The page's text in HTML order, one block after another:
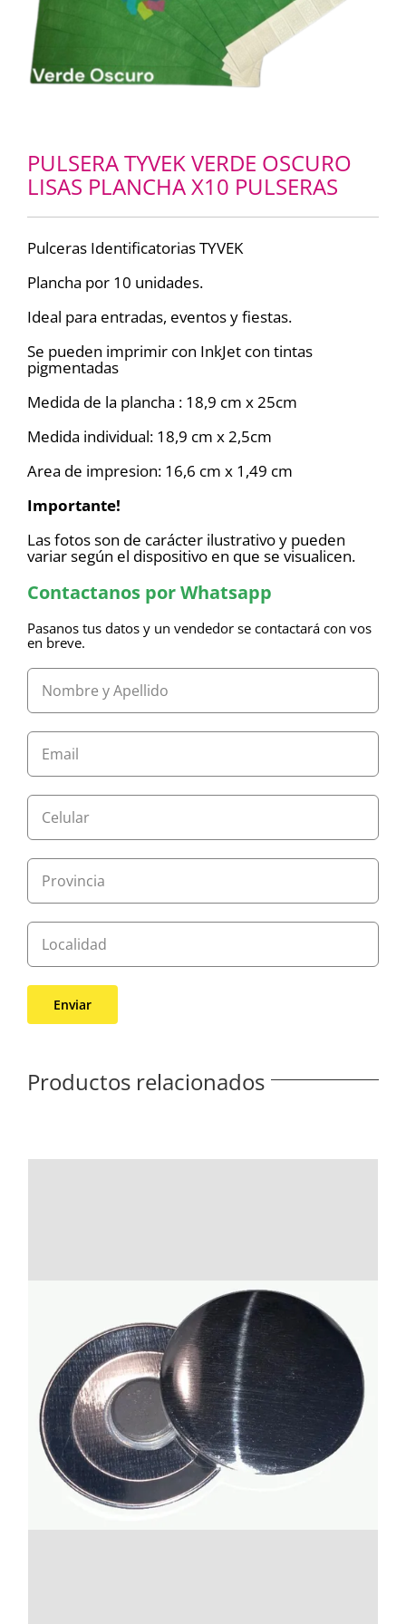
PULSERA TYVEK VERDE OSCURO
LISAS PLANCHA X10 PULSERAS
Pulceras Identificatorias TYVEK
Plancha por 10 unidades.
Ideal para entradas, eventos y fiestas.
Se pueden imprimir con InkJet con tintas
pigmentadas
Medida de la plancha : 18,9 cm x 25cm
Medida individual: 18,9 cm x 2,5cm
Area de impresion: 16,6 cm x 1,49 cm
Importante!
Las fotos son de carácter ilustrativo y pueden
variar según el dispositivo en que se visualicen.
Contactanos por Whatsapp
Pasanos tus datos y un vendedor se contactará con vos
en breve.
Productos relacionados